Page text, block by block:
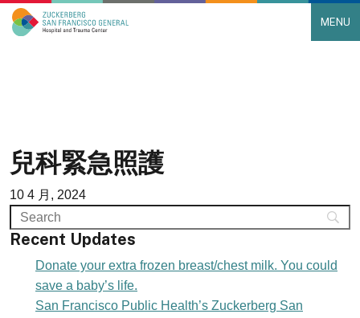
Main Navigation MENU
兒科緊急照護
10 4 月, 2024
Recent Updates
Donate your extra frozen breast/chest milk. You could
save a baby’s life.
San Francisco Public Health’s Zuckerberg San